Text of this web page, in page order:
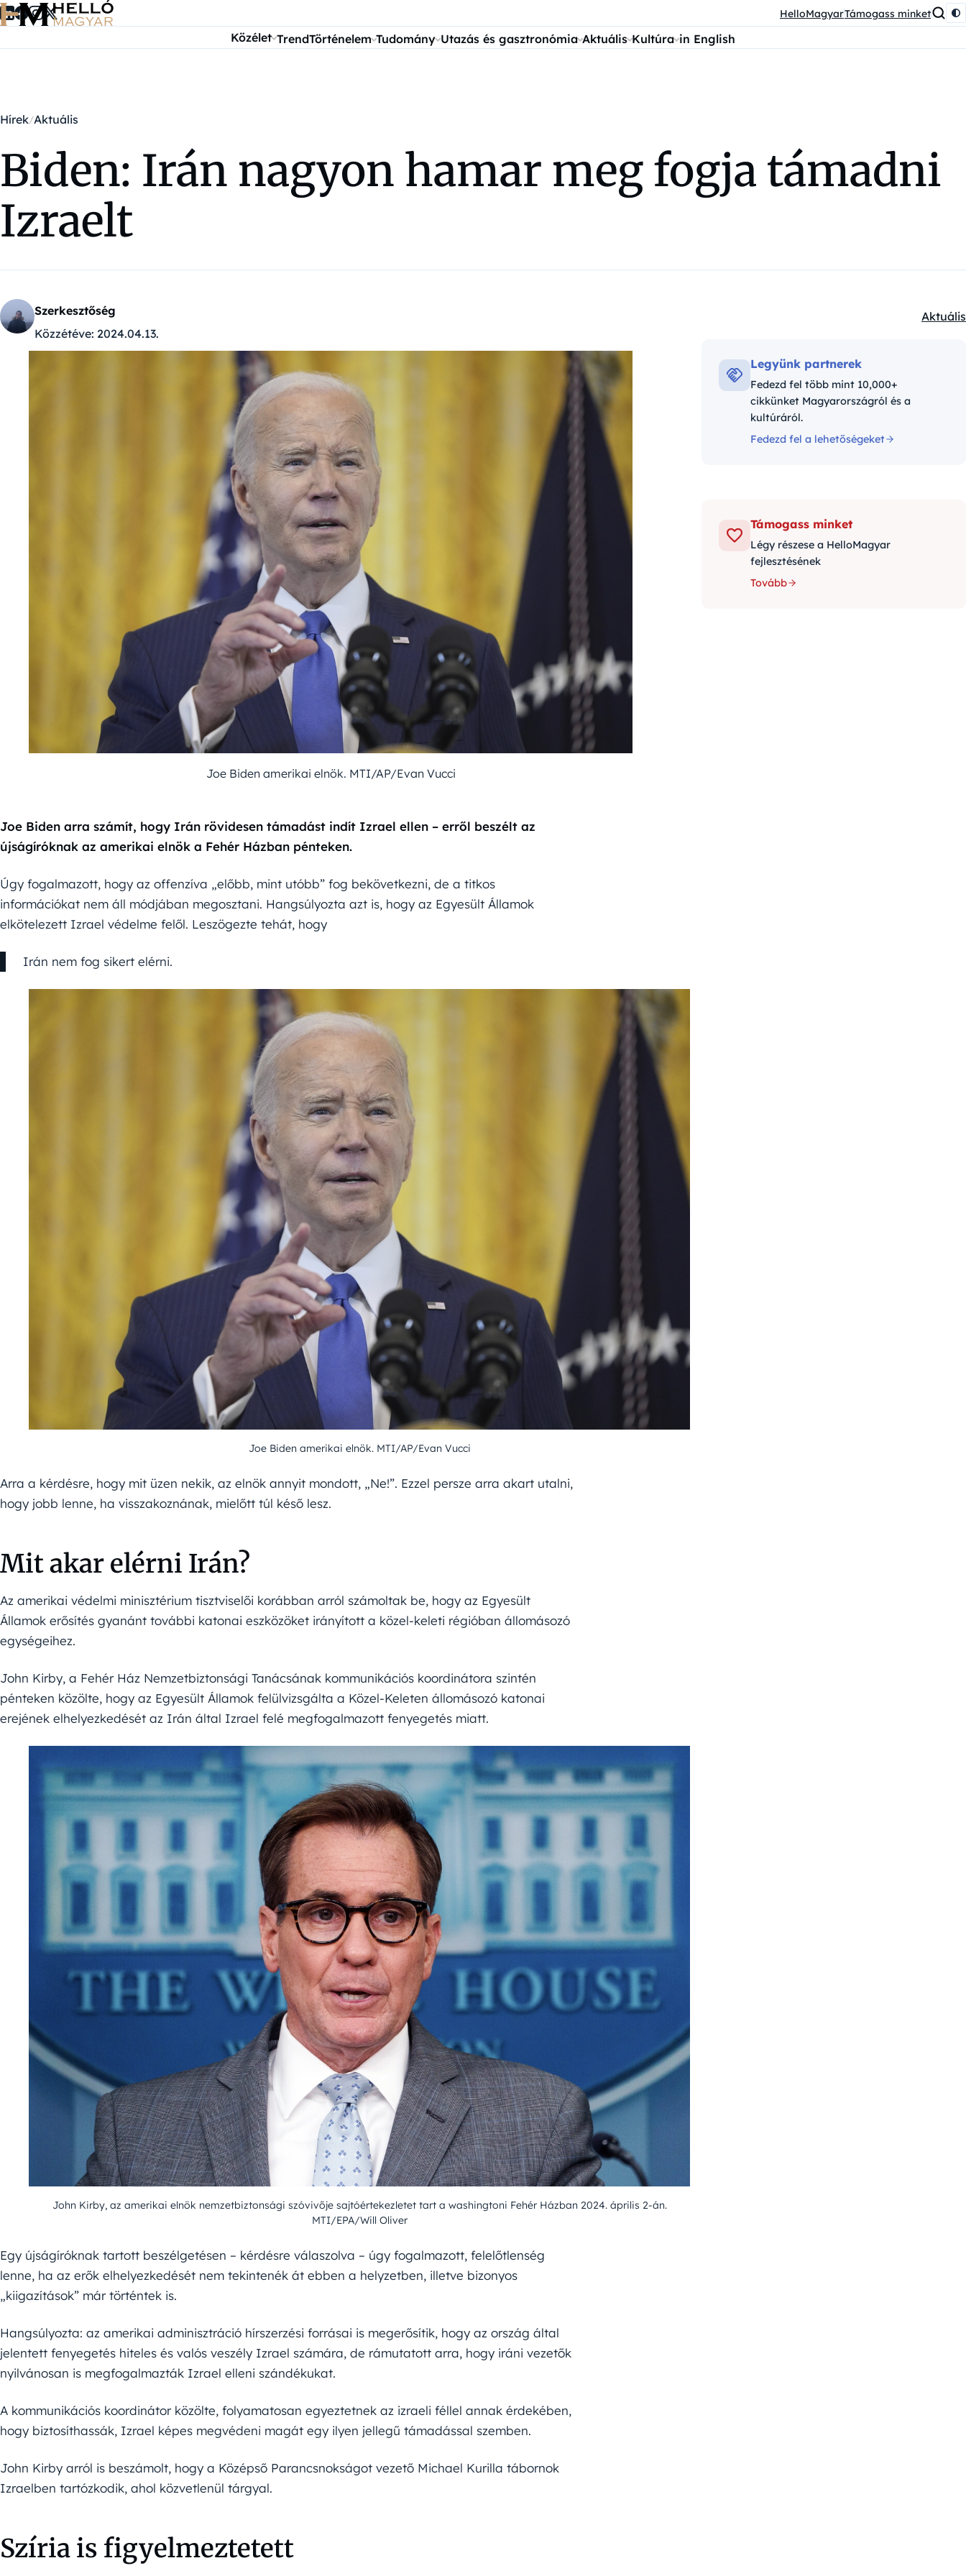
Ugrás a tartalomra HelloMagyarTámogass minket
Közélet TrendTörténelem Tudomány Utazás és gasztronómia Aktuális Kultúra in English
Hírek Aktuális
Biden: Irán nagyon hamar meg fogja támadni
Izraelt
Szerkesztőség
Közzétéve: 2024.04.13.
Aktuális
Joe Biden amerikai elnök. MTI/AP/Evan Vucci
Joe Biden arra számít, hogy Irán rövidesen támadást indít Izrael ellen – erről beszélt az
újságíróknak az amerikai elnök a Fehér Házban pénteken.
Úgy fogalmazott, hogy az offenzíva „előbb, mint utóbb” fog bekövetkezni, de a titkos
információkat nem áll módjában megosztani. Hangsúlyozta azt is, hogy az Egyesült Államok
elkötelezett Izrael védelme felől. Leszögezte tehát, hogy
Irán nem fog sikert elérni.
Joe Biden amerikai elnök. MTI/AP/Evan Vucci
Arra a kérdésre, hogy mit üzen nekik, az elnök annyit mondott, „Ne!”. Ezzel persze arra akart utalni,
hogy jobb lenne, ha visszakoznának, mielőtt túl késő lesz.
Mit akar elérni Irán?
Az amerikai védelmi minisztérium tisztviselői korábban arról számoltak be, hogy az Egyesült
Államok erősítés gyanánt további katonai eszközöket irányított a közel-keleti régióban állomásozó
egységeihez.
John Kirby, a Fehér Ház Nemzetbiztonsági Tanácsának kommunikációs koordinátora szintén
pénteken közölte, hogy az Egyesült Államok felülvizsgálta a Közel-Keleten állomásozó katonai
erejének elhelyezkedését az Irán által Izrael felé megfogalmazott fenyegetés miatt.
John Kirby, az amerikai elnök nemzetbiztonsági szóvivője sajtóértekezletet tart a washingtoni Fehér Házban 2024. április 2-án.
MTI/EPA/Will Oliver
Egy újságíróknak tartott beszélgetésen – kérdésre válaszolva – úgy fogalmazott, felelőtlenség
lenne, ha az erők elhelyezkedését nem tekintenék át ebben a helyzetben, illetve bizonyos
„kiigazítások” már történtek is.
Hangsúlyozta: az amerikai adminisztráció hírszerzési forrásai is megerősítik, hogy az ország által
jelentett fenyegetés hiteles és valós veszély Izrael számára, de rámutatott arra, hogy iráni vezetők
nyilvánosan is megfogalmazták Izrael elleni szándékukat.
A kommunikációs koordinátor közölte, folyamatosan egyeztetnek az izraeli féllel annak érdekében,
hogy biztosíthassák, Izrael képes megvédeni magát egy ilyen jellegű támadással szemben.
John Kirby arról is beszámolt, hogy a Középső Parancsnokságot vezető Michael Kurilla tábornok
Izraelben tartózkodik, ahol közvetlenül tárgyal.
Szíria is figyelmeztetett
Legyünk partnerek
Fedezd fel több mint 10,000+
cikkünket Magyarországról és a
kultúráról.
Fedezd fel a lehetőségeket
Támogass minket
Légy részese a HelloMagyar
fejlesztésének
Tovább